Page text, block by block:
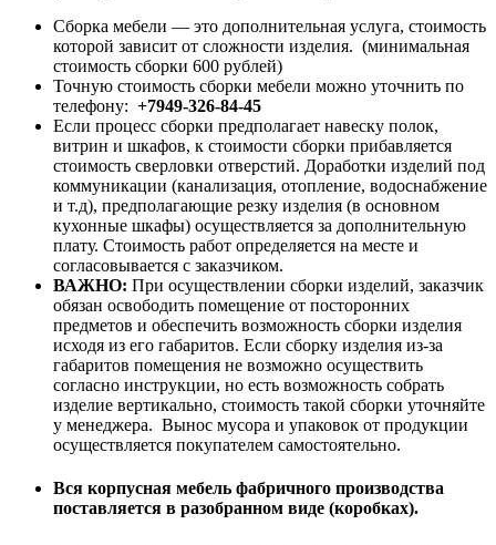
Сборка мебели — это дополнительная услуга, стоимость
которой зависит от сложности изделия. (минимальная
стоимость сборки 600 рублей)
Точную стоимость сборки мебели можно уточнить по
телефону: +7949-326-84-45
Если процесс сборки предполагает навеску полок,
витрин и шкафов, к стоимости сборки прибавляется
стоимость сверловки отверстий. Доработки изделий под
коммуникации (канализация, отопление, водоснабжение
и т.д), предполагающие резку изделия (в основном
кухонные шкафы) осуществляется за дополнительную
плату. Стоимость работ определяется на месте и
согласовывается с заказчиком.
ВАЖНО: При осуществлении сборки изделий, заказчик
обязан освободить помещение от посторонних
предметов и обеспечить возможность сборки изделия
исходя из его габаритов. Если сборку изделия из-за
габаритов помещения не возможно осуществить
согласно инструкции, но есть возможность собрать
изделие вертикально, стоимость такой сборки уточняйте
у менеджера. Вынос мусора и упаковок от продукции
осуществляется покупателем самостоятельно.
Вся корпусная мебель фабричного производства
поставляется в разобранном виде (коробках).